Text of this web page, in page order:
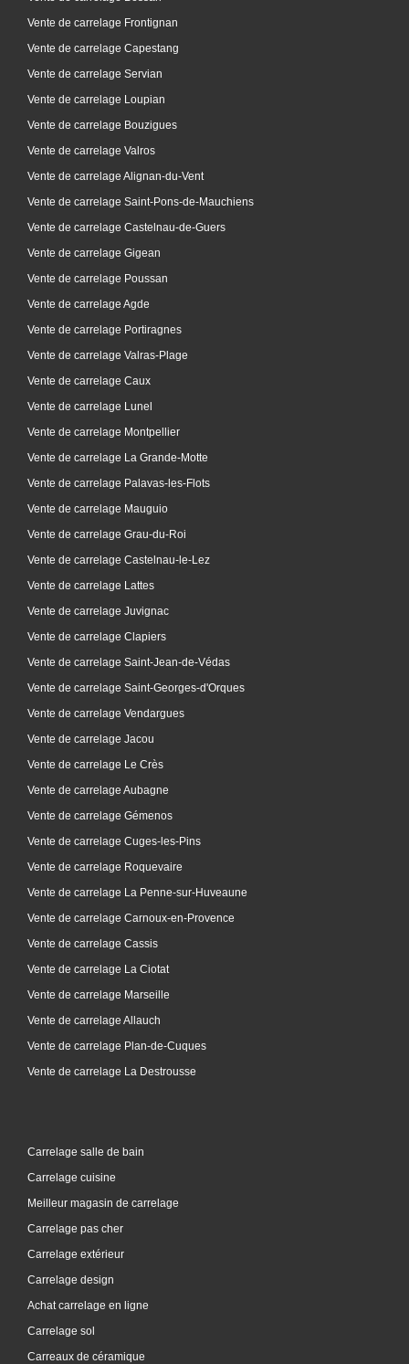
Vente de carrelage Frontignan
Vente de carrelage Capestang
Vente de carrelage Servian
Vente de carrelage Loupian
Vente de carrelage Bouzigues
Vente de carrelage Valros
Vente de carrelage Alignan-du-Vent
Vente de carrelage Saint-Pons-de-Mauchiens
Vente de carrelage Castelnau-de-Guers
Vente de carrelage Gigean
Vente de carrelage Poussan
Vente de carrelage Agde
Vente de carrelage Portiragnes
Vente de carrelage Valras-Plage
Vente de carrelage Caux
Vente de carrelage Lunel
Vente de carrelage Montpellier
Vente de carrelage La Grande-Motte
Vente de carrelage Palavas-les-Flots
Vente de carrelage Mauguio
Vente de carrelage Grau-du-Roi
Vente de carrelage Castelnau-le-Lez
Vente de carrelage Lattes
Vente de carrelage Juvignac
Vente de carrelage Clapiers
Vente de carrelage Saint-Jean-de-Védas
Vente de carrelage Saint-Georges-d'Orques
Vente de carrelage Vendargues
Vente de carrelage Jacou
Vente de carrelage Le Crès
Vente de carrelage Aubagne
Vente de carrelage Gémenos
Vente de carrelage Cuges-les-Pins
Vente de carrelage Roquevaire
Vente de carrelage La Penne-sur-Huveaune
Vente de carrelage Carnoux-en-Provence
Vente de carrelage Cassis
Vente de carrelage La Ciotat
Vente de carrelage Marseille
Vente de carrelage Allauch
Vente de carrelage Plan-de-Cuques
Vente de carrelage La Destrousse
Carrelage salle de bain
Carrelage cuisine
Meilleur magasin de carrelage
Carrelage pas cher
Carrelage extérieur
Carrelage design
Achat carrelage en ligne
Carrelage sol
Carreaux de céramique